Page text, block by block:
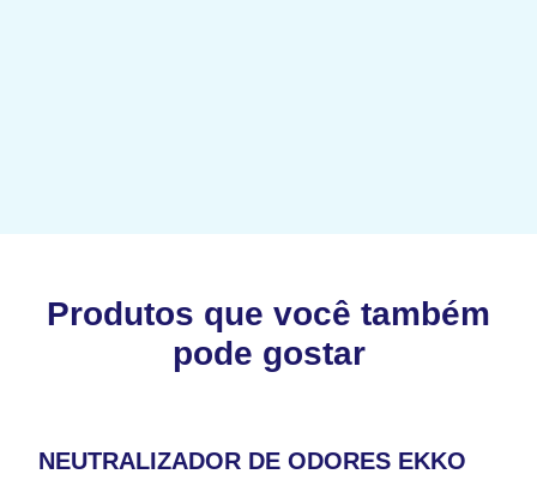
Produtos que você também
pode gostar
NEUTRALIZADOR DE ODORES EKKO